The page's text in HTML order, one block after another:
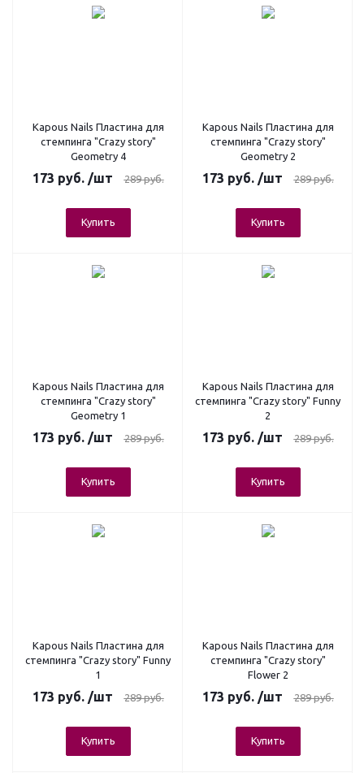
Kapous Nails Пластина для
стемпинга "Crazy story"
Geometry 4
173 руб. /шт 289руб.
Купить
Kapous Nails Пластина для
стемпинга "Crazy story"
Geometry 2
173 руб. /шт 289руб.
Купить
Kapous Nails Пластина для
стемпинга "Crazy story"
Geometry 1
173 руб. /шт 289руб.
Купить
Kapous Nails Пластина для
стемпинга "Crazy story" Funny
2
173 руб. /шт 289руб.
Купить
Kapous Nails Пластина для
стемпинга "Crazy story" Funny
1
173 руб. /шт 289руб.
Купить
Kapous Nails Пластина для
стемпинга "Crazy story"
Flower 2
173 руб. /шт 289руб.
Купить